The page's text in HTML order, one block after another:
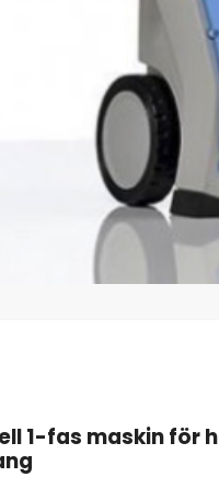
1-fas maskin för